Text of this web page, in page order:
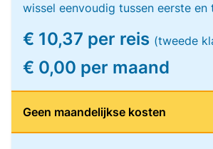
wissel eenvoudig tussen eerste en
€ 10,37 per reis (tweede
€ 0,00 per maand
Geen maandelijkse kosten